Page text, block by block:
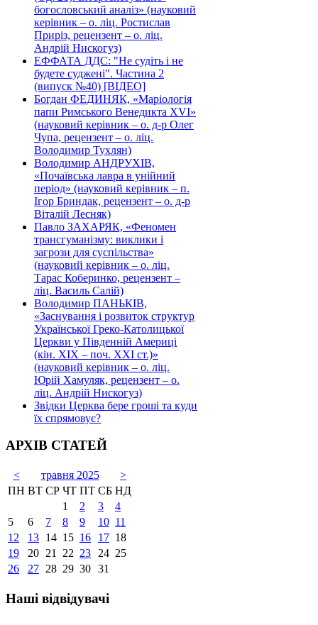
богословський аналіз» (науковий
керівник – о. ліц. Ростислав
Приріз, рецензент – о. ліц.
Андрій Нискогуз)
ЕФФАТА ДДС: "Не судіть і не
будете суджені". Частина 2
(випуск №40) [ВІДЕО]
Богдан ФЕДИНЯК, «Маріологія
папи Римського Венедикта XVI»
(науковий керівник – о. д-р Олег
Чупа, рецензент – о. ліц.
Володимир Тухлян)
Володимир АНДРУХІВ,
«Почаївська лавра в унійний
період» (науковий керівник – п.
Ігор Бриндак, рецензент – о. д-р
Віталій Лесняк)
Павло ЗАХАРЯК, «Феномен
трансгуманізму: виклики і
загрози для суспільства»
(науковий керівник – о. ліц.
Тарас Коберинко, рецензент –
ліц. Василь Салій)
Володимир ПАНЬКІВ,
«Заснування і розвиток структур
Української Греко-Католицької
Церкви у Південній Америці
(кін. ХІХ – поч. ХХІ ст.)»
(науковий керівник – о. ліц.
Юрій Хамуляк, рецензент – о.
ліц. Андрій Нискогуз)
Звідки Церква бере гроші та куди
їх спрямовує?
АРХІВ СТАТЕЙ
< травня 2025
>
ПН ВТ СР ЧТ ПТ СБ НД
1
2 3
4
5
6 7 8 9 10 11
12
13 14 15 16 17 18
19
20 21 22 23 24 25
26
27 28 29 30 31
Наші відвідувачі